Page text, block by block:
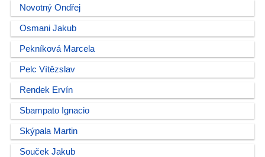
Novotný Ondřej
Osmani Jakub
Pekníková Marcela
Pelc Vítězslav
Rendek Ervín
Sbampato Ignacio
Skýpala Martin
Souček Jakub